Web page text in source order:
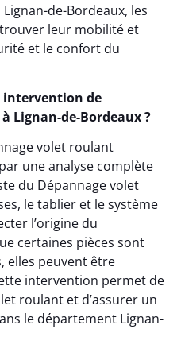
de-Bordeaux, les
leur mobilité et
et le confort du
intervention de
Lignan-de-Bordeaux ?
volet roulant
une analyse complète
du Dépannage volet
le tablier et le système
l’origine du
certaines pièces sont
elles peuvent être
intervention permet de
roulant et d’assurer un
le département Lignan-